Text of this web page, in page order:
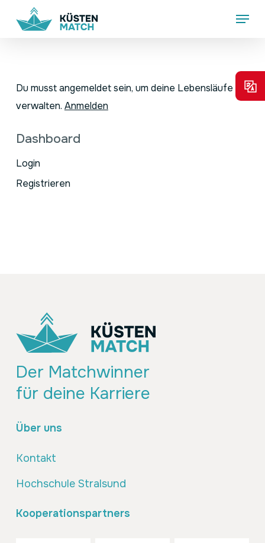
Menu
Du musst angemeldet sein, um deine Lebensläufe zu
verwalten. Anmelden
Dashboard
Login
Registrieren
Der Matchwinner
für deine Karriere
Über uns
Kontakt
Hochschule Stralsund
Kooperationspartners